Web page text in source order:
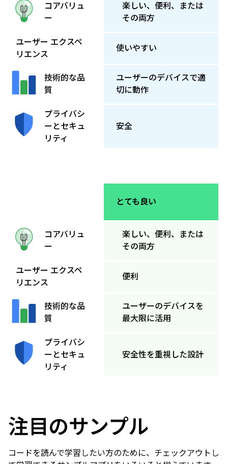
コアバリュ
ー
楽しい、便利、または
その両方
ユーザー エクスペ
リエンス
使いやすい
技術的な品
質
ユーザーのデバイスで適
切に動作
プライバシ
ーとセキュ
リティ
安全
とても良い
コアバリュ
ー
楽しい、便利、または
その両方
ユーザー エクスペ
リエンス
便利
技術的な品
質
ユーザーのデバイスを
最大限に活用
プライバシ
ーとセキュ
リティ
安全性を重視した設計
注目のサンプル
コードを読んで学習したい方のために、チェックアウトし